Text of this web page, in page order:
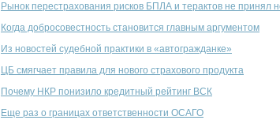
Рынок перестрахования рисков БПЛА и терактов не принял
Когда добросовестность становится главным аргументом
Из новостей судебной практики в «автогражданке»
ЦБ смягчает правила для нового страхового продукта
Почему НКР понизило кредитный рейтинг ВСК
Еще раз о границах ответственности ОСАГО